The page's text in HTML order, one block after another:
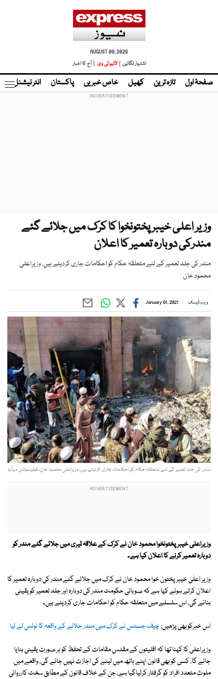
AUGUST 09, 2026
اشتہار لگائیں |
لائیو ٹی وی | آج کا اخبار
صفحۂ اول تازہ ترین کھیل خاص خبریں پاکستان انٹر نیشنل
وزیر اعلی خیبر پختونخوا کا کرک میں جلائے گئے
مندرکی دوبارہ تعمیر کا اعلان
مندر کی جلد تعمیر کے لئے متعلقہ حکام کو احکامات جاری کردیئے ہیں، وزیراعلیٰ
محمود خان
ویب ڈیسک January 01, 2021
مندر کی جلد تعمیر کے لئے متعلقہ حکام کو احکامات جاری کردیئے ہیں، وزیراعلیٰ محمود خان۔ فوٹو:سوشل میڈیا
وزیراعلی خیبر پختونخوا محمود خان نے کرک کے علاقہ ٹیری میں جلائے گئے مندر کو
دوبارہ تعمیر کرنے کا اعلان کیا ہے۔
وزیر اعلٰی خیبرپختون خوا محمود خان نے کرک میں جلائے گئے مندر کی دوبارہ تعمیر کا
اعلان کرتے ہوئے کہا ہے کہ صوبائی حکومت مندر کی دوبارہ اور جلد تعمیر کو یقینی
بنائے گی، اس سلسلے میں متعلقہ حکام کو احکامات جاری کردیئے ہیں۔
اس خبرکوبھی پڑھیں:چیف جسٹس نے کرک میں مندر جلانے کے واقعہ کا نوٹس لے لیا
وزیراعلیٰ کا کہنا تھا کہ اقلیتوں کے مقدس مقامات کے تحفظ کو ہر صورت یقینی بنایا
جائے گا، کسی کو بھی قانون اپنے ہاتھ میں لینے کی اجازت نہیں جائے گی، واقعے میں
ملوث متعدد افراد کو گرفتار کرلیاگیا ہے، جن کے خلاف قانون کے مطابق سخت کارروائی